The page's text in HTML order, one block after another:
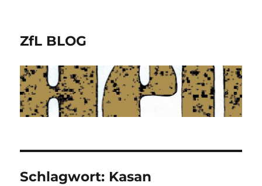
ZfL BLOG
Schlagwort: Kasan